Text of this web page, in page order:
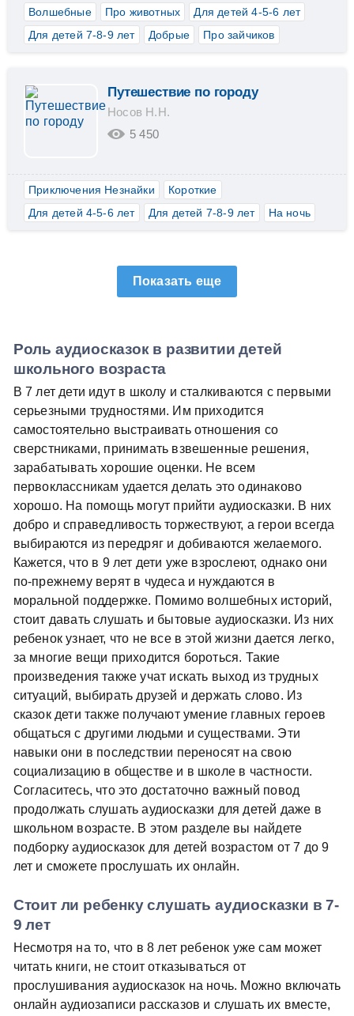
Волшебные
Про животных
Для детей 4-5-6 лет
Для детей 7-8-9 лет
Добрые Про зайчиков
Путешествие по городу
Носов Н.Н.
5 450
Приключения Незнайки
Короткие
Для детей 4-5-6 лет
Для детей 7-8-9 лет На ночь
Показать еще
Роль аудиосказок в развитии детей
школьного возраста
В 7 лет дети идут в школу и сталкиваются с первыми
серьезными трудностями. Им приходится
самостоятельно выстраивать отношения со
сверстниками, принимать взвешенные решения,
зарабатывать хорошие оценки. Не всем
первоклассникам удается делать это одинаково
хорошо. На помощь могут прийти аудиосказки. В них
добро и справедливость торжествуют, а герои всегда
выбираются из передряг и добиваются желаемого.
Кажется, что в 9 лет дети уже взрослеют, однако они
по-прежнему верят в чудеса и нуждаются в
моральной поддержке. Помимо волшебных историй,
стоит давать слушать и бытовые аудиосказки. Из них
ребенок узнает, что не все в этой жизни дается легко,
за многие вещи приходится бороться. Такие
произведения также учат искать выход из трудных
ситуаций, выбирать друзей и держать слово. Из
сказок дети также получают умение главных героев
общаться с другими людьми и существами. Эти
навыки они в последствии переносят на свою
социализацию в обществе и в школе в частности.
Согласитесь, что это достаточно важный повод
продолжать слушать аудиосказки для детей даже в
школьном возрасте. В этом разделе вы найдете
подборку аудиосказок для детей возрастом от 7 до 9
лет и сможете прослушать их онлайн.
Стоит ли ребенку слушать аудиосказки в 7-
9 лет
Несмотря на то, что в 8 лет ребенок уже сам может
читать книги, не стоит отказываться от
прослушивания аудиосказок на ночь. Можно включать
онлайн аудиозаписи рассказов и слушать их вместе,